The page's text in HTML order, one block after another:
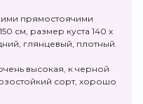
прямостоячими
см, размер куста 140 х
глянцевый, плотный.
высокая, к черной
сорт, хорошо